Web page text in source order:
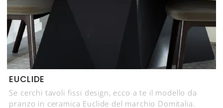
EUCLIDE
Se cerchi tavoli fissi design, ecco a te il modello da
pranzo in ceramica Euclide del marchio Domitalia.